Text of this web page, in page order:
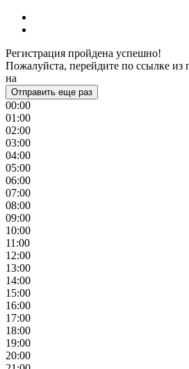
Регистрация пройдена успешно!
Пожалуйста, перейдите по ссылке из
на
Отправить еще раз
00:00
01:00
02:00
03:00
04:00
05:00
06:00
07:00
08:00
09:00
10:00
11:00
12:00
13:00
14:00
15:00
16:00
17:00
18:00
19:00
20:00